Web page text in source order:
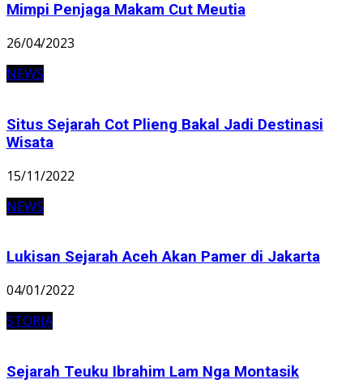
Mimpi Penjaga Makam Cut Meutia
26/04/2023
NEWS
Situs Sejarah Cot Plieng Bakal Jadi Destinasi
Wisata
15/11/2022
NEWS
Lukisan Sejarah Aceh Akan Pamer di Jakarta
04/01/2022
STORIA
Sejarah Teuku Ibrahim Lam Nga Montasik